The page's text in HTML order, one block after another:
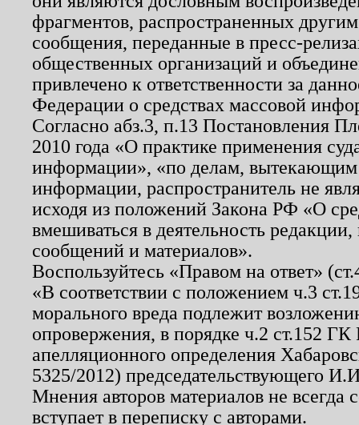
фрагментов, распространенных
сообщения, переданные в пресс-
общественных организаций и
привлечено к ответственности за
Федерации о средствах массовой
Согласно абз.3, п.13 Постановления
2010 года «О практике применения
информации», «по делам, вытекающим
информации, распространитель не
исходя из положений Закона РФ «О
вмешиваться в деятельность
сообщений и материалов».
Воспользуйтесь «Правом на ответ»
«В соответствии с положением ч.3
морального вреда подлежит
опровержения, в порядке ч.2 ст.152
апелляционного определения
5325/2012) председательствующего
Мнения авторов материалов не
вступает в переписку с авторами.